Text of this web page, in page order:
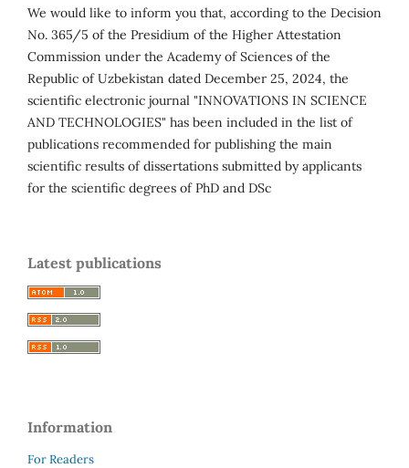
We would like to inform you that, according to the Decision
No. 365/5 of the Presidium of the Higher Attestation
Commission under the Academy of Sciences of the
Republic of Uzbekistan dated December 25, 2024, the
scientific electronic journal "INNOVATIONS IN SCIENCE
AND TECHNOLOGIES" has been included in the list of
publications recommended for publishing the main
scientific results of dissertations submitted by applicants
for the scientific degrees of PhD and DSc
Latest publications
Information
For Readers